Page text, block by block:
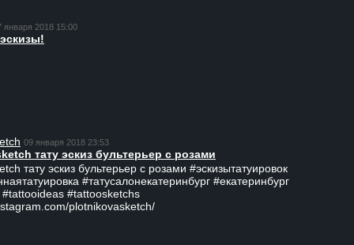
января 2018 15:00
09 января 2018 23:53
тату эскиз бультерьер с розами
тату эскиз бультерьер с розами #эскизытатуировок
#татусалонекатеринбург #екатеринбург
#tattoosketchs
plotnikovasketch/